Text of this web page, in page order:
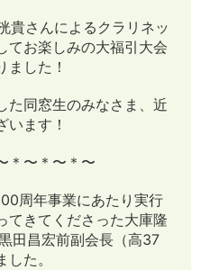
貴さんによるクラリネッ
てお楽しみの大福引大会
ました！
た同窓生のみなさま、近
います！
＊〜＊〜＊〜
周年事業にあたり実行
てきてくださった大庫隆
田昌宏前副会長（高37
た。